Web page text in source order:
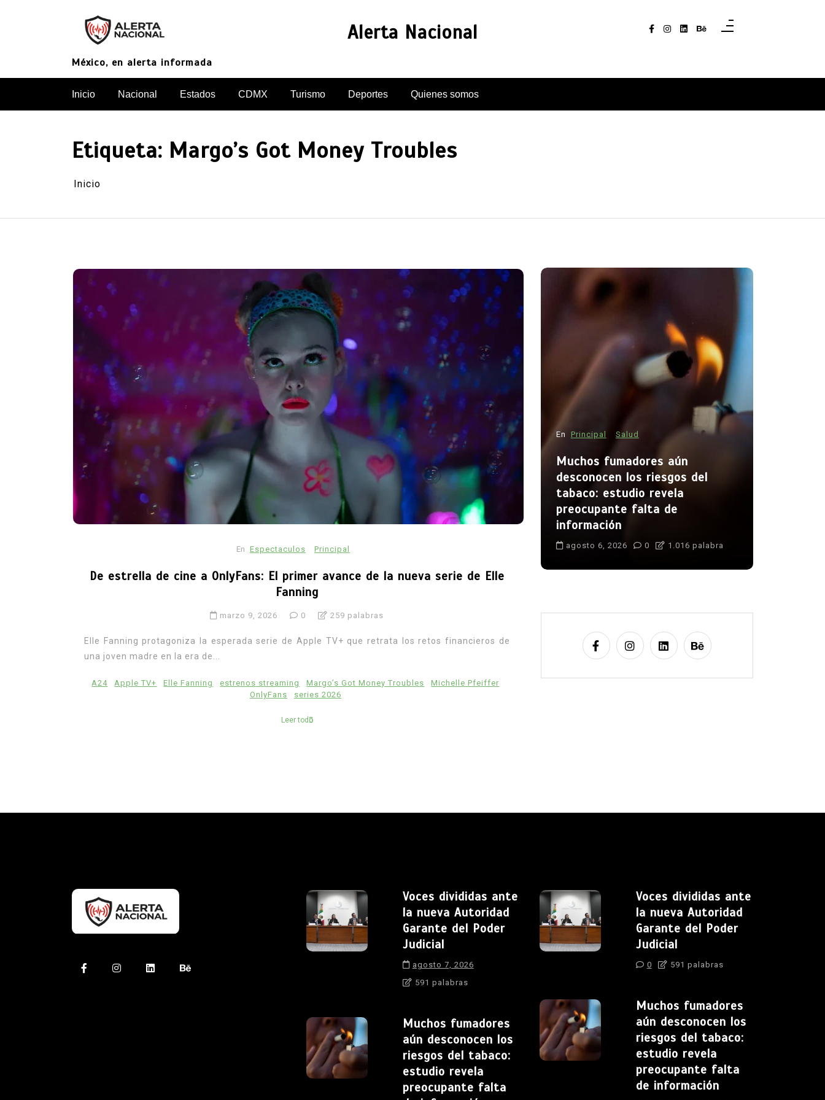
Alerta Nacional
México, en alerta informada
Inicio Nacional Estados CDMX Turismo Deportes Quienes somos
Etiqueta: Margo’s Got Money Troubles
Inicio
En Espectaculos Principal
De estrella de cine a OnlyFans: El primer avance de la nueva serie de Elle
Fanning
marzo 9, 2026 0 259 palabras
Elle Fanning protagoniza la esperada serie de Apple TV+ que retrata los retos financieros de
una joven madre en la era de...
A24 Apple TV+ Elle Fanning estrenos streaming Margo’s Got Money Troubles
Michelle Pfeiffer
OnlyFans
series 2026
Leer todo
Principal Salud
Muchos fumadores aún
desconocen los riesgos del
tabaco: estudio revela
preocupante falta de
información
1.016 palabra
Principal
Voces divididas ante la nueva
Autoridad Garante del Poder
Judicial
591 palabras
Autoridad Garante
debate transparencia
Indira Isabel García Pérez
OAJ
En Principal Salud
Muchos fumadores aún
desconocen los riesgos del
tabaco: estudio revela
preocupante falta de
información
agosto 6, 2026 0 1.016 palabra
Voces divididas ante
la nueva Autoridad
Garante del Poder
Judicial
agosto 7, 2026
591 palabras
Muchos fumadores
aún desconocen los
riesgos del tabaco:
estudio revela
preocupante falta
Voces divididas ante
la nueva Autoridad
Garante del Poder
Judicial
0 591 palabras
Muchos fumadores
aún desconocen los
riesgos del tabaco:
estudio revela
preocupante falta
de información